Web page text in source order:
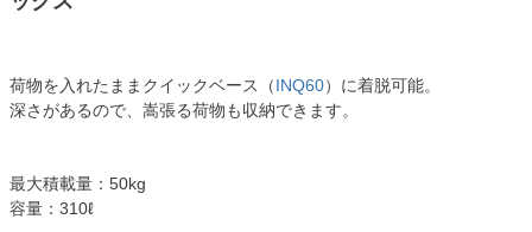
荷物を入れたままクイックベース（INQ60）に着脱可能。
深さがあるので、嵩張る荷物も収納できます。
最大積載量：50kg
容量：310ℓ